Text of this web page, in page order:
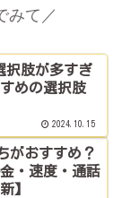
みて／
択肢が多すぎ
めの選択肢
2024.10.15
がおすすめ？
・速度・通話
】